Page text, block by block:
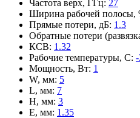
Частота верх, ГГц: 27
Ширина рабочей полосы,
Прямые потери, дБ: 1.3
Обратные потери
КСВ: 1.32
Рабочие температуры, С:
Мощность, Вт: 1
W, мм: 5
L, мм: 7
H, мм: 3
E, мм: 1.35